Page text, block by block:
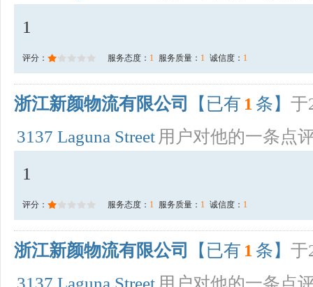
1
评分： 服务态度： 1 服务质量： 1 诚信度： 1
浙江新颜物流有限公司 【已有 1 条】 于
3137 Laguna Street 用户对他的一条点
1
评分： 服务态度： 1 服务质量： 1 诚信度： 1
浙江新颜物流有限公司 【已有 1 条】 于
3137 Laguna Street 用户对他的一条点